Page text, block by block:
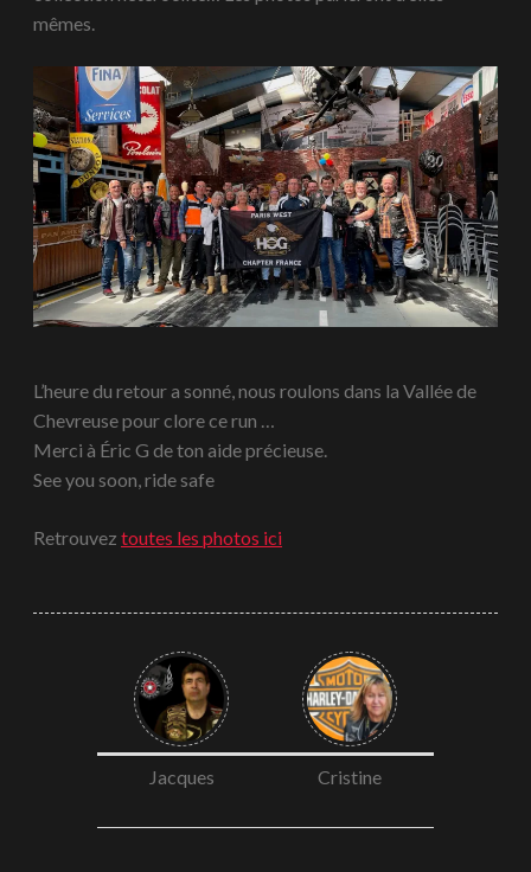
mêmes.
L’heure du retour a sonné, nous roulons dans la Vallée de
Chevreuse pour clore ce run …
Merci à Éric G de ton aide précieuse.
See you soon, ride safe
Retrouvez toutes les photos ici
Jacques Cristine